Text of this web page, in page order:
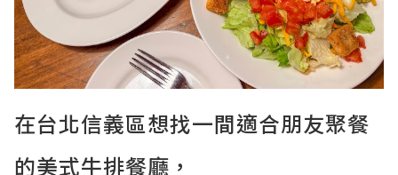
在台北信義區想找一間適合朋友聚餐
的美式牛排餐廳，